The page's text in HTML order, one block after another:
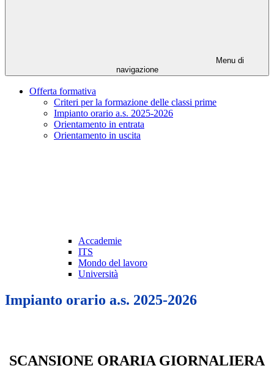
Menu di
navigazione
Offerta formativa
Criteri per la formazione delle classi prime
Impianto orario a.s. 2025-2026
Orientamento in entrata
Orientamento in uscita
Accademie
ITS
Mondo del lavoro
Università
Impianto orario a.s. 2025-2026
SCANSIONE ORARIA GIORNALIERA